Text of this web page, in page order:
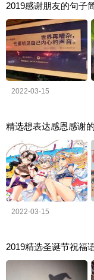
2019感谢朋友的句子
2022-03-15
精选想表达感恩感谢
2022-03-15
2019精选圣诞节祝福